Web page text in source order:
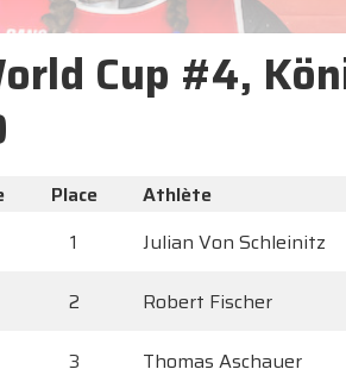
Cup #4,
Place Athlète
1 Julian Von Schleinitz
2 Robert Fischer
3 Thomas Aschauer